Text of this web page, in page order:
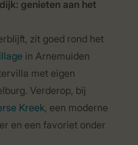
genieten aan het
zit goed rond het
in Arnemuiden
met eigen
Verderop, bij
Kreek, een moderne
en een favoriet onder